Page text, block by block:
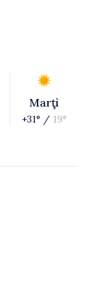
Marţi
+31° / 19°